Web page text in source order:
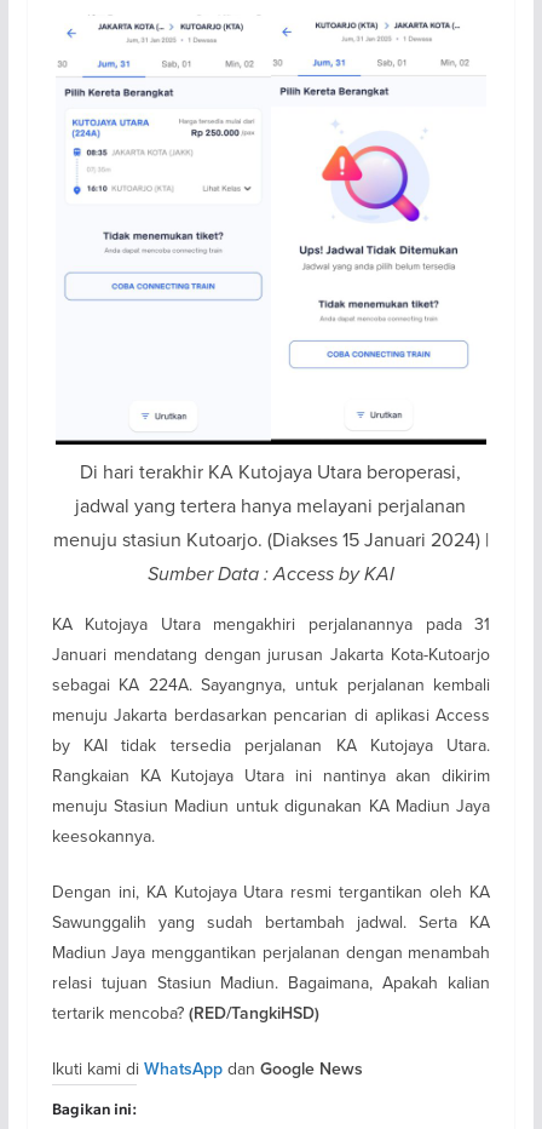
Di hari terakhir KA Kutojaya Utara beroperasi,
jadwal yang tertera hanya melayani perjalanan
menuju stasiun Kutoarjo. (Diakses 15 Januari 2024) |
Sumber Data : Access by KAI
KA Kutojaya Utara mengakhiri perjalanannya pada 31
Januari mendatang dengan jurusan Jakarta Kota-Kutoarjo
sebagai KA 224A. Sayangnya, untuk perjalanan kembali
menuju Jakarta berdasarkan pencarian di aplikasi Access
by KAI tidak tersedia perjalanan KA Kutojaya Utara.
Rangkaian KA Kutojaya Utara ini nantinya akan dikirim
menuju Stasiun Madiun untuk digunakan KA Madiun Jaya
keesokannya.
Dengan ini, KA Kutojaya Utara resmi tergantikan oleh KA
Sawunggalih yang sudah bertambah jadwal. Serta KA
Madiun Jaya menggantikan perjalanan dengan menambah
relasi tujuan Stasiun Madiun. Bagaimana, Apakah kalian
tertarik mencoba? (RED/TangkiHSD)
Ikuti kami di WhatsAppdan Google News
Bagikan ini: